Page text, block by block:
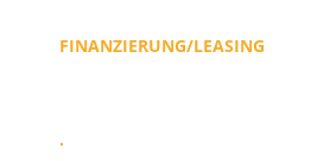
FINANZIERUNG/LEASING
.